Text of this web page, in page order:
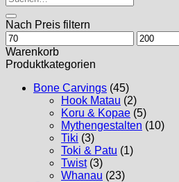
nach:
Nach Preis filtern
Min.
Preis
Max.
Preis
Warenkorb
Produktkategorien
Bone Carvings (45)
Hook Matau (2)
Koru & Kopae (5)
Mythengestalten (10)
Tiki (3)
Toki & Patu (1)
Twist (3)
Whanau (23)